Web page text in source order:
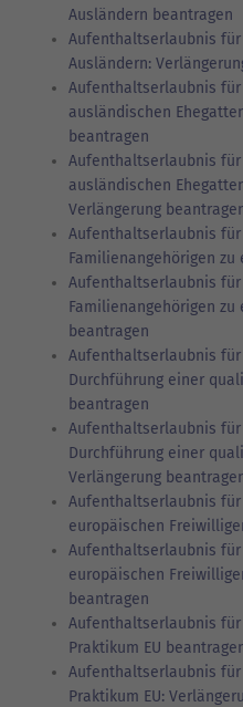
Ausländern beantragen
Aufenthaltserlaubnis für
Ausländern:
Aufenthaltserlaubnis für
ausländischen
beantragen
Aufenthaltserlaubnis für
ausländischen
Verlängerung
Aufenthaltserlaubnis für
Familienangehörigen
Aufenthaltserlaubnis für
Familienangehörigen zu
beantragen
Aufenthaltserlaubnis
Durchführung einer
beantragen
Aufenthaltserlaubnis
Durchführung einer
Verlängerung
Aufenthaltserlaubnis
europäischen
Aufenthaltserlaubnis
europäischen
beantragen
Aufenthaltserlaubnis
Praktikum EU
Aufenthaltserlaubnis
Praktikum EU: